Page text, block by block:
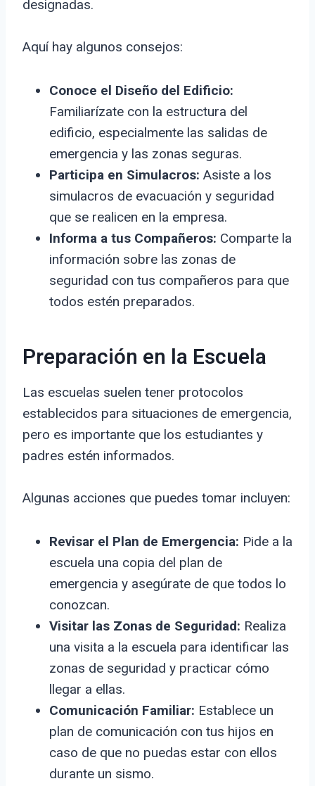
designadas.
Aquí hay algunos consejos:
Conoce el Diseño del Edificio:
Familiarízate con la estructura del
edificio, especialmente las salidas de
emergencia y las zonas seguras.
Participa en Simulacros: Asiste a los
simulacros de evacuación y seguridad
que se realicen en la empresa.
Informa a tus Compañeros: Comparte la
información sobre las zonas de
seguridad con tus compañeros para que
todos estén preparados.
Preparación en la Escuela
Las escuelas suelen tener protocolos
establecidos para situaciones de emergencia,
pero es importante que los estudiantes y
padres estén informados.
Algunas acciones que puedes tomar incluyen:
Revisar el Plan de Emergencia: Pide a la
escuela una copia del plan de
emergencia y asegúrate de que todos lo
conozcan.
Visitar las Zonas de Seguridad: Realiza
una visita a la escuela para identificar las
zonas de seguridad y practicar cómo
llegar a ellas.
Comunicación Familiar: Establece un
plan de comunicación con tus hijos en
caso de que no puedas estar con ellos
durante un sismo.